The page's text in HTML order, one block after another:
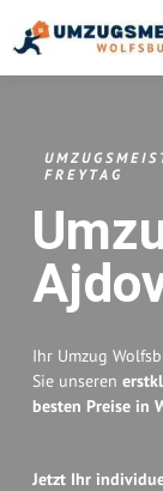
FREYTAG
Ihr Umzug
Sie unseren
besten Preise in
Jetzt Ihr